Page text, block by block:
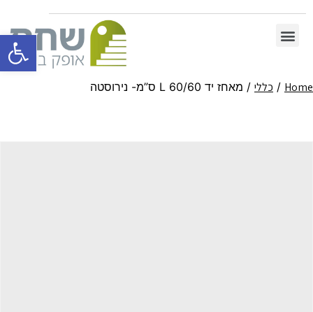
פתח
Home
/ כללי / מאחז יד 60/60 L ס”מ- נירוסטה